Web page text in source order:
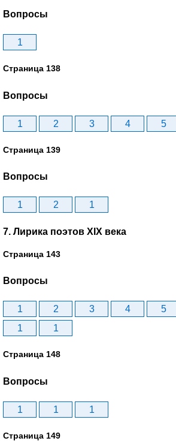
Вопросы
1
Страница 138
Вопросы
1 2 3 4 5
Страница 139
Вопросы
1 2 1
7. Лирика поэтов XIX века
Страница 143
Вопросы
1 2 3 4 5
1
1
Страница 148
Вопросы
1 1 1
Страница 149